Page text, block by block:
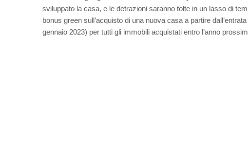
sviluppato la casa, e le detrazioni saranno tolte in un lasso di
bonus green sull’acquisto di una nuova casa a partire
gennaio 2023) per tutti gli immobili acquistati entro l’anno